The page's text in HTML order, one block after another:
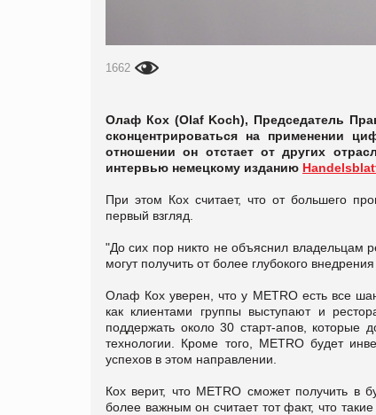
1662
Олаф Кох (Olaf Koch), Председатель
сконцентрироваться на применении
отношении он отстает от других
интервью немецкому изданию
При этом Кох считает, что от большего
первый взгляд.
"До сих пор никто не объяснил владельцам
могут получить от более глубокого
Олаф Кох уверен, что у METRO есть все
как клиентами группы выступают и
поддержать около 30 старт-апов,
технологии. Кроме того, METRO будет
успехов в этом направлении.
Кох верит, что METRO сможет получить
более важным он считает тот факт, что